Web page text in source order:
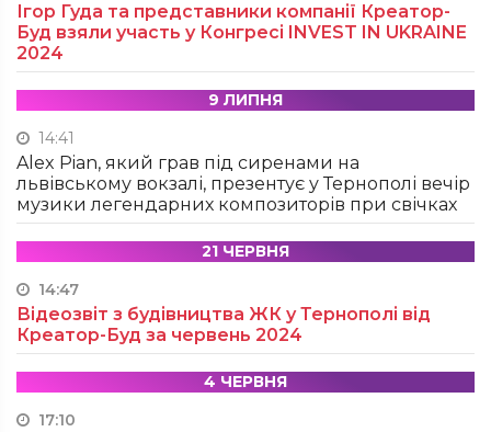
Ігор Гуда та представники компанії Креатор-
Буд взяли участь у Конгресі INVEST IN UKRAINE
2024
9 ЛИПНЯ
14:41
Alex Pian, який грав під сиренами на
львівському вокзалі, презентує у Тернополі вечір
музики легендарних композиторів при свічках
21 ЧЕРВНЯ
14:47
Відеозвіт з будівництва ЖК у Тернополі від
Креатор-Буд за червень 2024
4 ЧЕРВНЯ
17:10